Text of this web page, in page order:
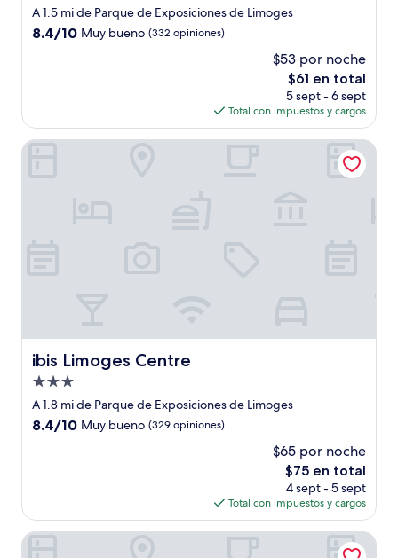
de
2.0
A 1.5 mi de Parque de Exposiciones de Limoges
8.4
opiniones)
8.4/10 Muy bueno (332 opiniones)
$53 por noche
El
precio
actual
es
de
$61 en total
5 sept - 6 sept
Total con impuestos y cargos
ibis Limoges Centre
ibis Limoges Centre
Propiedad
de
3.0
A 1.8 mi de Parque de Exposiciones de Limoges
8.4
opiniones)
8.4/10 Muy bueno (329 opiniones)
$65 por noche
El
precio
actual
es
de
$75 en total
4 sept - 5 sept
Total con impuestos y cargos
ibis Limoges Centre
Villa37